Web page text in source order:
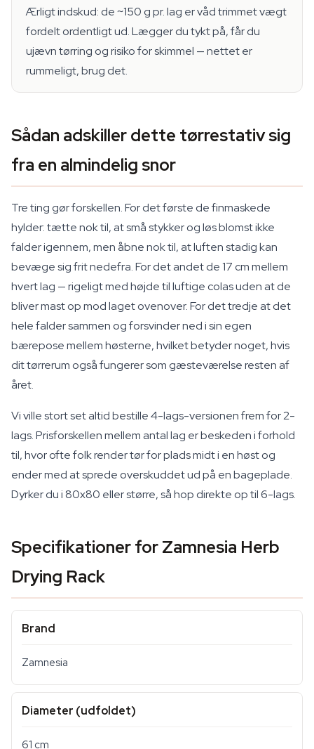
Ærligt indskud: de ~150 g pr. lag er våd trimmet vægt
fordelt ordentligt ud. Lægger du tykt på, får du
ujævn tørring og risiko for skimmel — nettet er
rummeligt, brug det.
Sådan adskiller dette tørrestativ sig
fra en almindelig snor
Tre ting gør forskellen. For det første de finmaskede
hylder: tætte nok til, at små stykker og løs blomst ikke
falder igennem, men åbne nok til, at luften stadig kan
bevæge sig frit nedefra. For det andet de 17 cm mellem
hvert lag — rigeligt med højde til luftige colas uden at de
bliver mast op mod laget ovenover. For det tredje at det
hele falder sammen og forsvinder ned i sin egen
bærepose mellem høsterne, hvilket betyder noget, hvis
dit tørrerum også fungerer som gæsteværelse resten af
året.
Vi ville stort set altid bestille 4-lags-versionen frem for 2-
lags. Prisforskellen mellem antal lag er beskeden i forhold
til, hvor ofte folk render tør for plads midt i en høst og
ender med at sprede overskuddet ud på en bageplade.
Dyrker du i 80x80 eller større, så hop direkte op til 6-lags.
Specifikationer for Zamnesia Herb
Drying Rack
Brand
Zamnesia
Diameter (udfoldet)
61 cm